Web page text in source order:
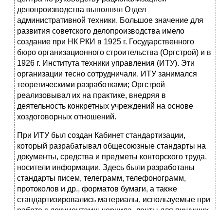
делопроизвод­ства выполнял Отдел
административной техники. Большое зна­чение для
развития советского делопроизводства имело
создание при НК РКИ в 1925 г. Государственного
бюро организационного строительства (Оргстрой) и в
1926 г. Института техники управ­ления (ИТУ). Эти
организации тесно сотрудничали. ИТУ занимался
теоретическими разработками; Оргстрой
реализовывал их на практике, внедряя в
деятельность конкретных учреждений на основе
хоздоговорных отношений.
При ИТУ был создан Кабинет стандартизации,
который разра­батывал общесоюзные стандарты на
документы, средства и пред­меты конторского труда,
носители информации. Здесь были раз­работаны
стандарты писем, телеграмм, телефонограмм,
протоко­лов и др., форматов бумаги, а также
стандартизировались мате­риалы, используемые при